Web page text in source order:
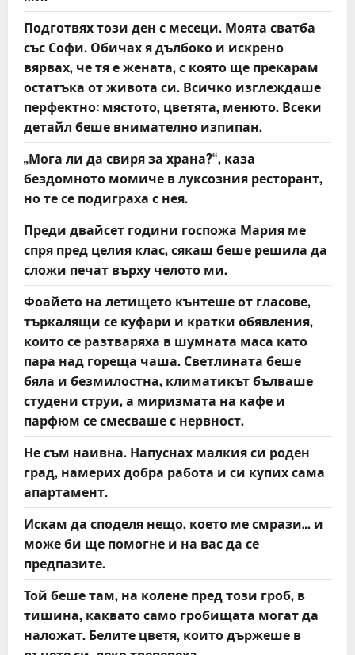
t
i
o
n
Подготвях този ден с месеци. Моята сватба
със Софи. Обичах я дълбоко и искрено
вярвах, че тя е жената, с която ще прекарам
остатъка от живота си. Всичко изглеждаше
перфектно: мястото, цветята, менюто. Всеки
детайл беше внимателно изпипан.
„Мога ли да свиря за храна?“, каза
бездомното момиче в луксозния ресторант,
но те се подиграха с нея.
Преди двайсет години госпожа Мария ме
спря пред целия клас, сякаш беше решила да
сложи печат върху челото ми.
Фоайето на летището кънтеше от гласове,
търкалящи се куфари и кратки обявления,
които се разтваряха в шумната маса като
пара над гореща чаша. Светлината беше
бяла и безмилостна, климатикът бълваше
студени струи, а миризмата на кафе и
парфюм се смесваше с нервност.
Не съм наивна. Напуснах малкия си роден
град, намерих добра работа и си купих сама
апартамент.
Искам да споделя нещо, което ме смрази… и
може би ще помогне и на вас да се
предпазите.
Той беше там, на колене пред този гроб, в
тишина, каквато само гробищата могат да
наложат. Белите цветя, които държеше в